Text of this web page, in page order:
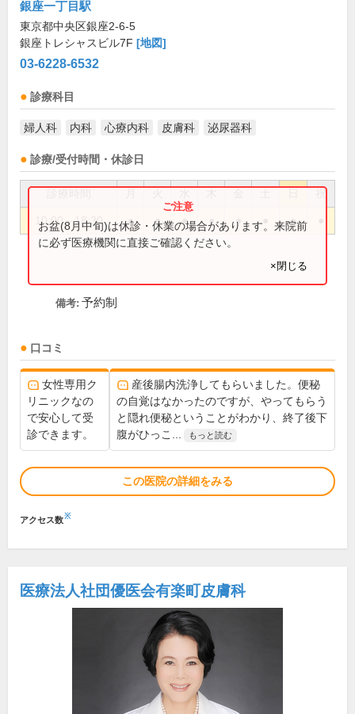
銀座一丁目駅
東京都中央区銀座2-6-5
銀座トレシャスビル7F [地図]
03-6228-6532
診療科目
婦人科 内科 心療内科 皮膚科 泌尿器科
診療/受付時間・休診日
祝
10:00～18:30 ● ● ● ● ● ●
お盆(8月中旬)は休診・休業の場合があります。来院前
に必ず医療機関に直接ご確認ください。
×閉じる
備考: 予約制
口コミ
女性専用ク
リニックなの
で安心して受
診できます。
産後腸内洗浄してもらいました。便秘
の自覚はなかったのですが、やってもらう
と隠れ便秘ということがわかり、終了後下
腹がひっこ...
もっと読む
この医院の詳細をみる
アクセス数※
医療法人社団優医会有楽町皮膚科